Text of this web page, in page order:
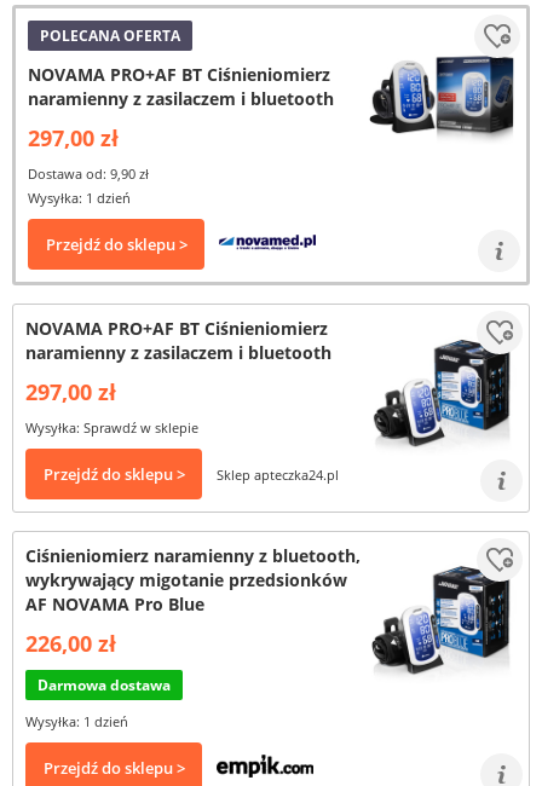
POLECANA OFERTA
NOVAMA PRO+AF BT Ciśnieniomierz
naramienny z zasilaczem i bluetooth
297,00 zł
Dostawa od: 9,90 zł
Wysyłka: 1 dzień
Przejdź do sklepu >
NOVAMA PRO+AF BT Ciśnieniomierz
naramienny z zasilaczem i bluetooth
297,00 zł
Wysyłka: Sprawdź w sklepie
Przejdź do sklepu > Sklep apteczka24.pl
Ciśnieniomierz naramienny z bluetooth,
wykrywający migotanie przedsionków
AF NOVAMA Pro Blue
226,00 zł
Darmowa dostawa
Wysyłka: 1 dzień
Przejdź do sklepu >